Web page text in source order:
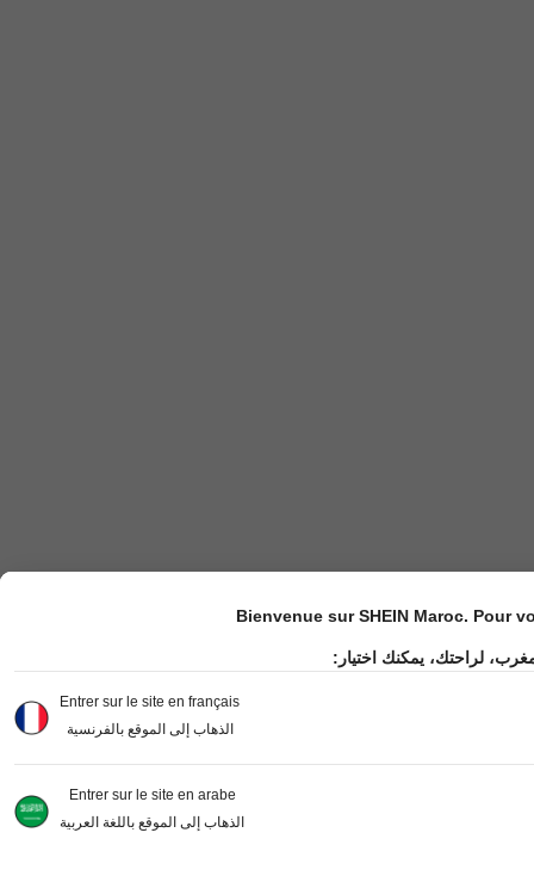
Bienvenue sur SHEIN Maroc. Pour
لراحتك، يمكنك اختيار:
Entrer sur le site en français
الذهاب إلى الموقع بالفرنسية
Entrer sur le site en arabe
الذهاب إلى الموقع باللغة العربية